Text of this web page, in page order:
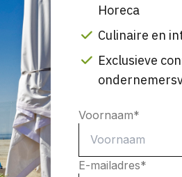
Horeca
Culinaire en
Exclusieve
Voornaam*
E-mailadres*